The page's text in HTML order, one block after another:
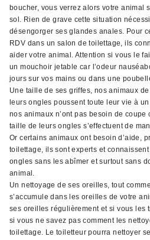
boucher, vous verrez alors votre animal
sol. Rien de grave cette situation
désengorger ses glandes anales. Pour
RDV dans un salon de toilettage, ils
aider votre animal. Attention si vous le
un mouchoir jetable car l’odeur
jours sur vos mains ou dans une
Une taille de ses griffes, nos animaux
leurs ongles poussent toute leur vie à
nos animaux n’ont pas besoin de
taille de leurs ongles s’effectuent de
Or certains animaux ont besoin d’aide,
toilettage, ils sont experts et
ongles sans les abîmer et surtout sans
animal.
Un nettoyage de ses oreilles, tout
s’accumule dans les oreilles de votre
ses oreilles régulièrement et si vous les
si vous ne savez pas comment les
toilettage. Le toiletteur pourra nettoyer